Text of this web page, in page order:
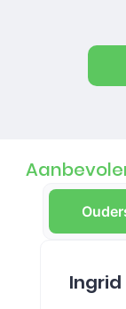
Ingrid